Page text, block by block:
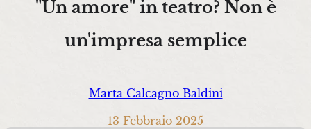
"Un amore" in teatro? Non è
un'impresa semplice
Marta Calcagno Baldini
13 Febbraio 2025